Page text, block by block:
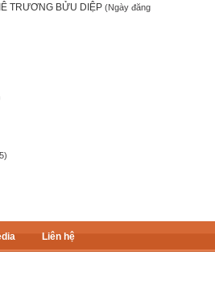
TRƯƠNG BỬU DIỆP (Ngày đăng
Liên hệ